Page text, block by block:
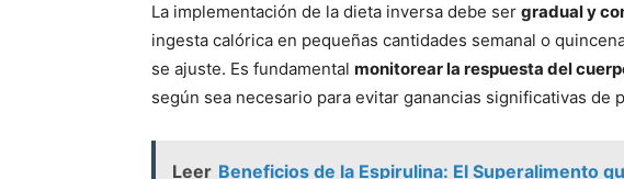
La implementación de la dieta inversa debe ser gradual y
ingesta calórica en pequeñas cantidades semanal o
se ajuste. Es fundamental monitorear la respuesta del
según sea necesario para evitar ganancias significativas de
Leer Beneficios de la Espirulina: El Superalimento